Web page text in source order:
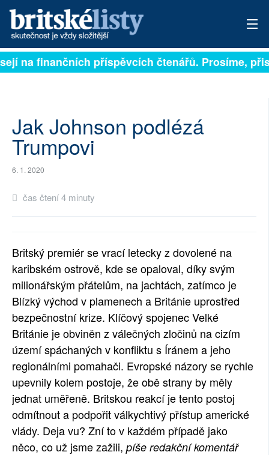
PŘIHLÁSIT
ARCHIV
ROZHOVORY
TÉMATA
NEJČTENĚJŠÍ ZA 7 DNÍ
PŘÍSPĚVKY NA PROVOZ
SOCIÁLNÍ SÍTĚ
RUBRIKY
PLNÁ VERZE STRÁNEK
na finančních příspěvcích čtenářů. Prosíme,
Jak Johnson podlézá
Trumpovi
6. 1. 2020
čas čtení 4 minuty
Britský premiér se vrací letecky z dovolené na
karibském ostrově, kde se opaloval, díky svým
milionářským přátelům, na jachtách, zatímco je
Blízký východ v plamenech a Británie uprostřed
bezpečnostní krize. Klíčový spojenec Velké
Británie je obviněn z válečných zločinů na cizím
území spáchaných v konfliktu s Íránem a jeho
regionálními pomahači. Evropské názory se rychle
upevnily kolem postoje, že obě strany by měly
jednat uměřeně. Britskou reakcí je tento postoj
odmítnout a podpořit válkychtivý přístup americké
vlády. Deja vu? Zní to v každém případě jako
něco, co už jsme zažili, píše redakční komentář